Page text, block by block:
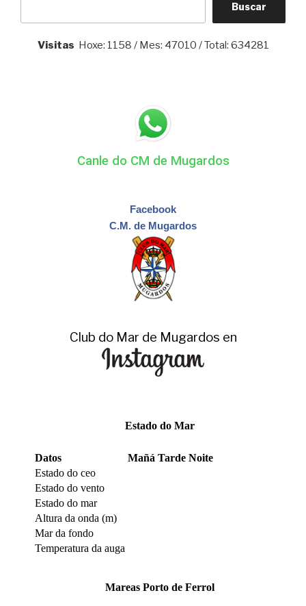
Buscar
Visitas Hoxe: 1158 / Mes: 47010 / Total: 634281
Canle do CM de Mugardos
Facebook
C.M. de Mugardos
Club do Mar de Mugardos en